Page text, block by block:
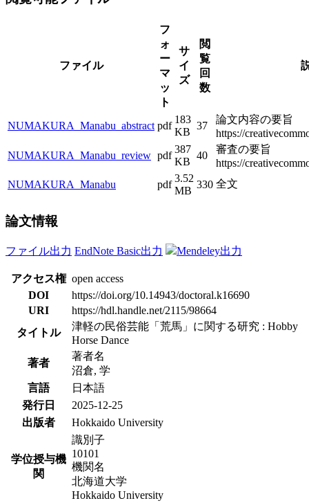
ファイル
フ
ォ
ー
マ
ッ
ト
サ
イ
ズ
閲
覧
回
数
NUMAKURA_Manabu_abstract pdf
183
KB
37
論文内容の要旨
https://
NUMAKURA_Manabu_review pdf
387
KB
40
審査の要旨
https://
NUMAKURA_Manabu
pdf
3.52
MB
330 全文
論文情報
ファイル出力 EndNote Basic出力 Mendeley出力
アクセス権 open access
DOI
https://doi.org/10.14943/doctoral.k16690
URI
https://hdl.handle.net/2115/98664
タイトル
津軽の民俗芸能「荒馬」に関する研究 : Hobby
Horse Dance
著者
著者名
沼倉, 学
言語
日本語
発行日
2025-12-25
出版者
Hokkaido University
学位授与機
関
識別子
10101
機関名
北海道大学
Hokkaido University